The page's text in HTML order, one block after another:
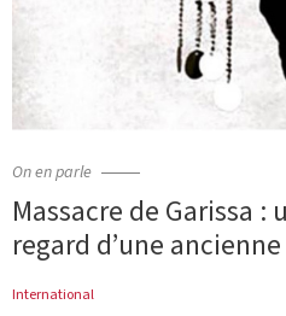
On en parle
Massacre de Garissa :
regard d’une
International